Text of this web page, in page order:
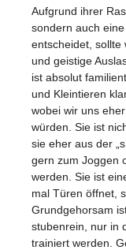
Aufgrund ihrer
sondern auch
entscheidet, sollte
und geistige
ist absolut
und Kleintieren klar
wobei wir uns
würden. Sie ist
sie eher aus der
gern zum Joggen
werden. Sie ist
mal Türen öffnet,
Grundgehorsam
stubenrein, nur in
trainiert werden.